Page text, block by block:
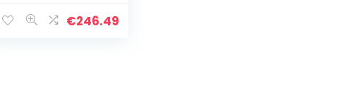
HD+/4CORE/32GB
€246.49